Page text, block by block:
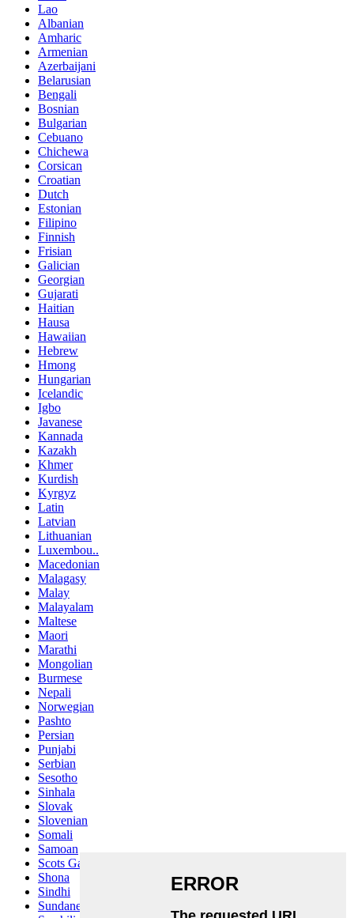
Lao
Albanian
Amharic
Armenian
Azerbaijani
Belarusian
Bengali
Bosnian
Bulgarian
Cebuano
Chichewa
Corsican
Croatian
Dutch
Estonian
Filipino
Finnish
Frisian
Galician
Georgian
Gujarati
Haitian
Hausa
Hawaiian
Hebrew
Hmong
Hungarian
Icelandic
Igbo
Javanese
Kannada
Kazakh
Khmer
Kurdish
Kyrgyz
Latin
Latvian
Lithuanian
Luxembou..
Macedonian
Malagasy
Malay
Malayalam
Maltese
Maori
Marathi
Mongolian
Burmese
Nepali
Norwegian
Pashto
Persian
Punjabi
Serbian
Sesotho
Sinhala
Slovak
Slovenian
Somali
Samoan
Scots Gaelic
Shona
Sindhi
Sundanese